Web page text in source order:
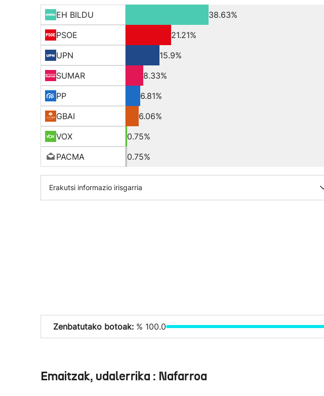
EH BILDU
38.63%
PSOE
21.21%
UPN
15.9%
SUMAR
8.33%
PP
6.81%
GBAI
6.06%
VOX
0.75%
PACMA
0.75%
Erakutsi informazio irisgarria
Zenbatutako botoak: % 100.0
Emaitzak, udalerrika : Nafarroa